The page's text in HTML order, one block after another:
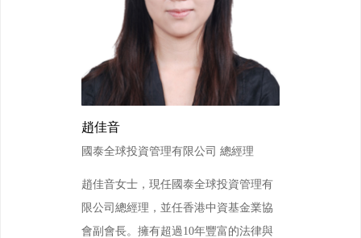
趙佳音
國泰全球投資管理有限公司 總經理
趙佳音女士，現任國泰全球投資管理有
限公司總經理，並任香港中資基金業協
會副會長。擁有超過10年豐富的法律與